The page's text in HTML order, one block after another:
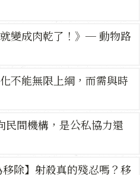
變成肉乾了！》─ 動物路
不能無限上綱，而需與時
民間機構，是公私協力還
移除】射殺真的殘忍嗎？移